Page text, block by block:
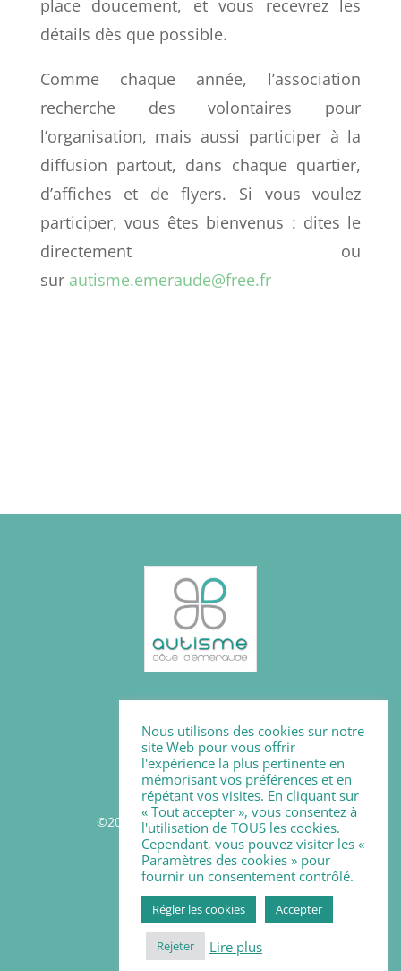
place doucement, et vous recevrez les
détails dès que possible.
Comme chaque année, l’association
recherche des volontaires pour
l’organisation, mais aussi participer à la
diffusion partout, dans chaque quartier,
d’affiches et de flyers. Si vous voulez
participer, vous êtes bienvenus : dites le
directement ou
sur autisme.emeraude@free.fr
Mentions légales
Politique des cookies
©2026 - Autisme Côte d'Emeraude
Suivez-nous
Nous utilisons des cookies sur notre
site Web pour vous offrir
l'expérience la plus pertinente en
mémorisant vos préférences et en
répétant vos visites. En cliquant sur
« Tout accepter », vous consentez à
l'utilisation de TOUS les cookies.
Cependant, vous pouvez visiter les «
Paramètres des cookies » pour
fournir un consentement contrôlé.
Régler les cookies Accepter
Rejeter Lire plus